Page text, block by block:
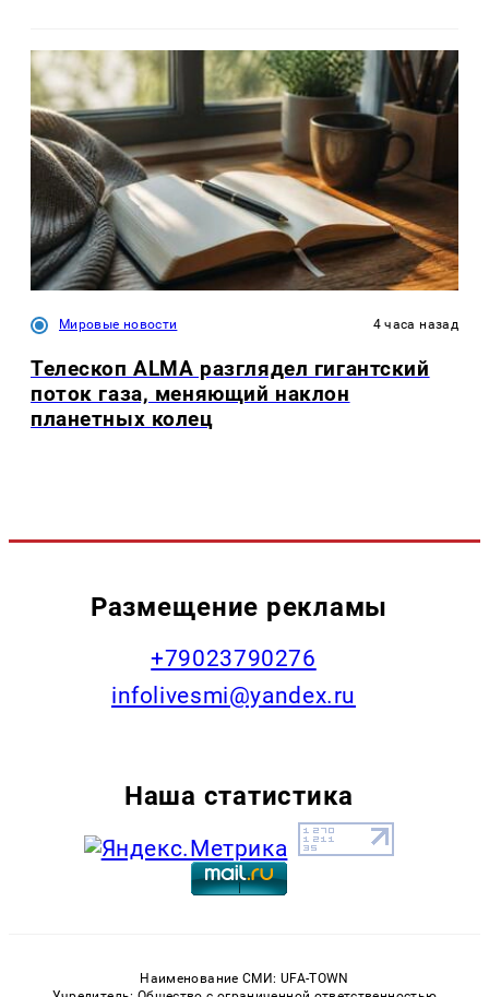
Мировые новости 4 часа назад
Телескоп ALMA разглядел гигантский
поток газа, меняющий наклон
планетных колец
Размещение рекламы
+79023790276
infolivesmi@yandex.ru
Наша статистика
Наименование СМИ: UFA-TOWN